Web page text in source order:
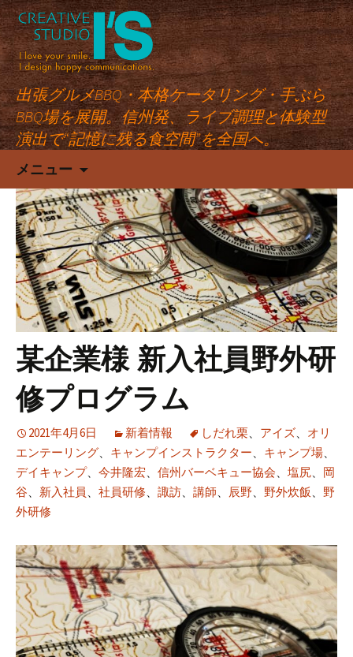
出張グルメBBQ・本格ケータリング・手ぶら
BBQ場を展開。信州発、ライブ調理と体験型
演出で“記憶に残る食空間”を全国へ。
メニュー
テ
ン
ツ
へ
ス
キ
ッ
プ
某企業様 新入社員野外研
修プログラム
2021年4月6日 新着情報 しだれ栗、 アイズ、 オリ
エンテーリング、 キャンプインストラクター、 キャンプ場、
デイキャンプ、 今井隆宏、 信州バーベキュー協会、 塩尻、 岡
谷、 新入社員 、 社員研修、 諏訪、 講師、 辰野、 野外炊飯 、 野
外研修